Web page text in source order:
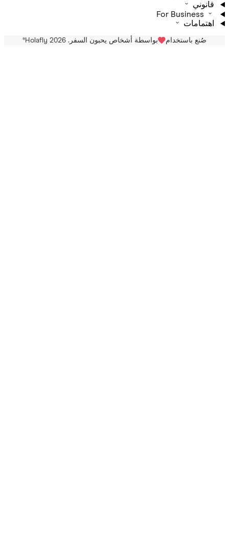
For Business
صُنع باستخدام بواسطة أشخاص يحبون السفر. Holafly 2026 ®